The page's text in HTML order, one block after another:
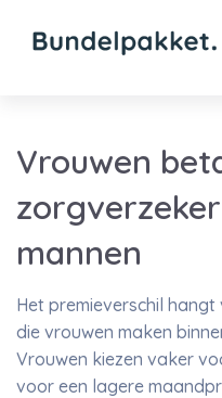
Vrouwen
mannen
Het premieverschil
die vrouwen maken
Vrouwen kiezen vaker
voor een lagere